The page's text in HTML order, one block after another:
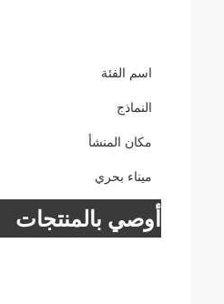
اسم الفئة
النماذج
مكان المنشأ
ميناء بحري
أوصي بالمنتجات